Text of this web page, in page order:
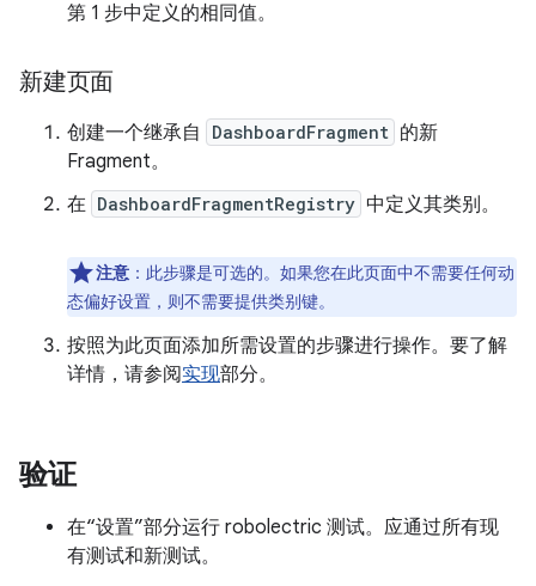
第 1 步中定义的相同值。
新建页面
创建一个继承自 DashboardFragment 的新
Fragment。
在 DashboardFragmentRegistry 中定义其类别。
注意 ：此步骤是可选的。如果您在此页面中不需要任何动
态偏好设置，则不需要提供类别键。
按照为此页面添加所需设置的步骤进行操作。要了解
详情，请参阅实现部分。
验证
在“设置”部分运行 robolectric 测试。应通过所有现
有测试和新测试。